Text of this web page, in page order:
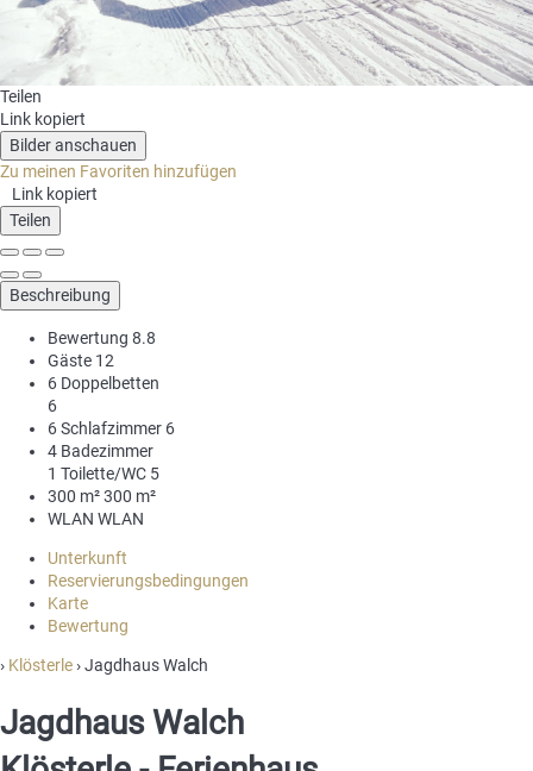
Teilen
Link kopiert
Bilder anschauen
Zu meinen Favoriten hinzufügen
Link kopiert
Teilen
Beschreibung
Bewertung 8.8
Gäste 12
6 Doppelbetten
6
6 Schlafzimmer 6
4 Badezimmer
1 Toilette/WC 5
300 m²300 m²
WLAN WLAN
Unterkunft
Reservierungsbedingungen
Karte
Bewertung
› Klösterle › Jagdhaus Walch
Jagdhaus Walch